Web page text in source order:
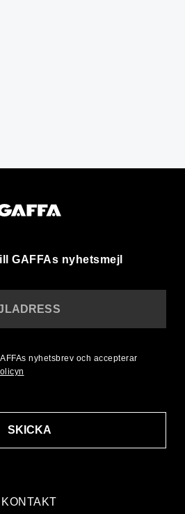
GAFFAs nyhetsmejl
KONTAKT
SKICKA
nyhetsbrev och accepterar